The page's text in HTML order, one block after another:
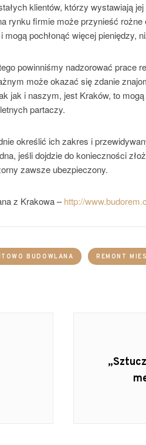
klientów, którzy wystawiają
rynku firmie może przynieść
pochłonąć więcej pieniędzy,
powinniśmy nadzorować prace
może okazać się zdanie
jak i naszym, jest Kraków, to
partaczy.
określić ich zakres i
jeśli dojdzie do konieczności
zawsze ubezpieczony.
z Krakowa –http://
BUDOWLANA REMONT
Artykuł: